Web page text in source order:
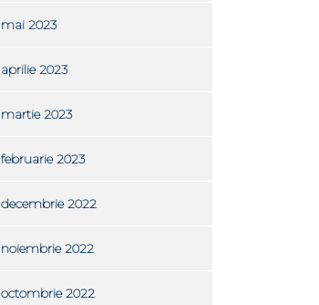
mai 2023
aprilie 2023
martie 2023
februarie 2023
decembrie 2022
noiembrie 2022
octombrie 2022